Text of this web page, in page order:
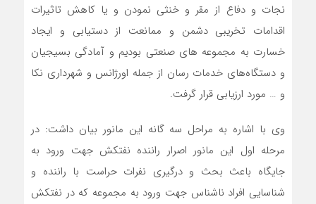
نجات و دفاع از مقر و خنثی نمودن و یا کاهش تاثیرات
اقدامات تخریبی دشمن و ممانعت از دستیابی و ایجاد
خسارت به مجموعه های صنعتی بودیم و آمادگی بسیجیان
و دستگاه‌های خدمات رسان از جمله اورژانس و شهرداری نکا
و … مورد ارزیابی قرار گرفت.
وی با اشاره به مراحل سه گانه این مانور بیان داشت: در
مرحله اول این مانور اصرار راننده نفتکش جهت ورود به
جایگاه باعث بحث و درگیری نفرات حراست با راننده و
شناسایی افراد ناشناس جهت ورود به مجموعه که در نفتکش